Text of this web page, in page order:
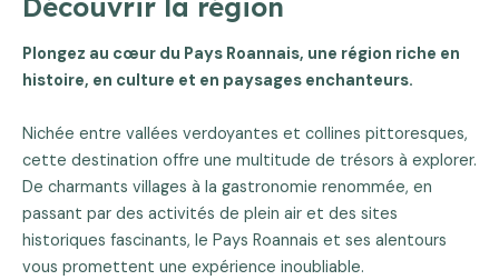
Découvrir la région
Plongez au cœur du Pays Roannais, une région riche en
histoire, en culture et en paysages enchanteurs.
Nichée entre vallées verdoyantes et collines pittoresques,
cette destination offre une multitude de trésors à explorer.
De charmants villages à la gastronomie renommée, en
passant par des activités de plein air et des sites
historiques fascinants, le Pays Roannais et ses alentours
vous promettent une expérience inoubliable.